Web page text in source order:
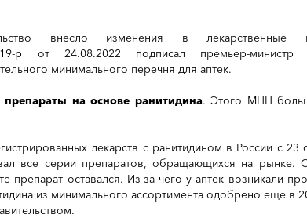
внесло изменения в лекарственные
р от 24.08.2022 подписал премьер-министр
минимального перечня для аптек.
на основе ранитидина. Этого МНН
лекарств с ранитидином в России с 23
все серии препаратов, обращающихся на рынке.
оставался. Из-за чего у аптек возникали
из минимального ассортимента одобрено еще в